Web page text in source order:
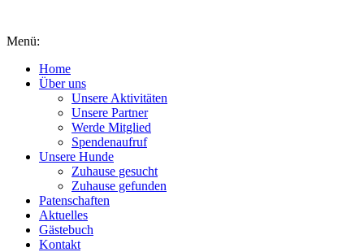
Menü:
Home
Über uns
Unsere Aktivitäten
Unsere Partner
Werde Mitglied
Spendenaufruf
Unsere Hunde
Zuhause gesucht
Zuhause gefunden
Patenschaften
Aktuelles
Gästebuch
Kontakt